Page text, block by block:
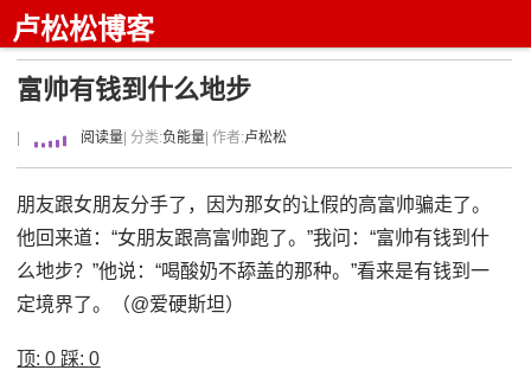
卢松松博客
富帅有钱到什么地步
阅读量 | 分类:负能量 | 作者:卢松松
朋友跟女朋友分手了，因为那女的让假的高富帅骗走了。
他回来道：“女朋友跟高富帅跑了。”我问：“富帅有钱到什
么地步？”他说：“喝酸奶不舔盖的那种。”看来是有钱到一
定境界了。（@爱硬斯坦）
顶:0 踩:0